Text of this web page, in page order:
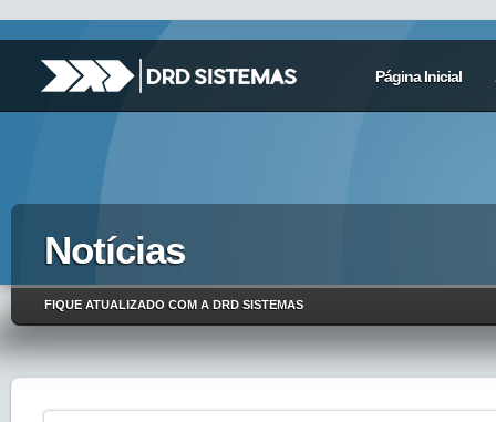
Página Inicial
Notícias
FIQUE ATUALIZADO COM A DRD SISTEMAS